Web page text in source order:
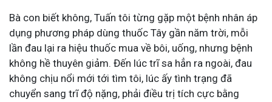
Bà con biết không, Tuấn tôi từng gặp một bệnh nhân áp
dụng phương pháp dùng thuốc Tây gần năm trời, mỗi
lần đau lại ra hiệu thuốc mua về bôi, uống, nhưng bệnh
không hề thuyên giảm. Đến lúc trĩ sa hẳn ra ngoài, đau
không chịu nổi mới tới tìm tôi, lúc ấy tình trạng đã
chuyển sang trĩ độ nặng, phải điều trị tích cực bằng